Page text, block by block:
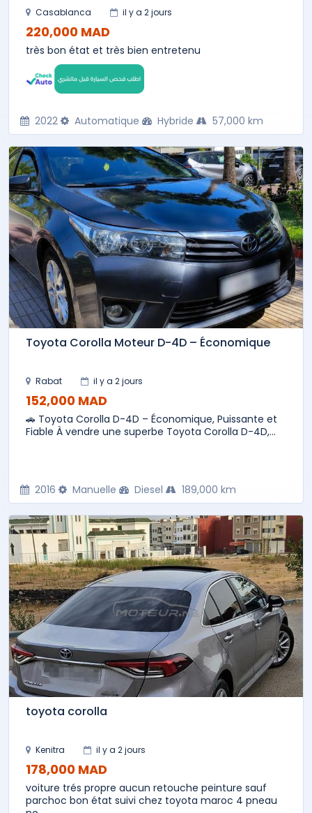
Casablanca il y a 2 jours
220,000 MAD
très bon état et très bien entretenu
2022 Automatique Hybride 57,000 km
Toyota Corolla Moteur D-4D – Économique
Rabat il y a 2 jours
152,000 MAD
🚗 Toyota Corolla D-4D – Économique, Puissante et
Fiable À vendre une superbe Toyota Corolla D-4D,...
2016 Manuelle Diesel 189,000 km
toyota corolla
Kenitra il y a 2 jours
178,000 MAD
voiture trés propre aucun retouche peinture sauf
parchoc bon état suivi chez toyota maroc 4 pneau